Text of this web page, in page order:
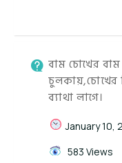
বাম চোখের
চুলকায়,চোখের
ব্যাথা লাগে।
January 10,
583 Views